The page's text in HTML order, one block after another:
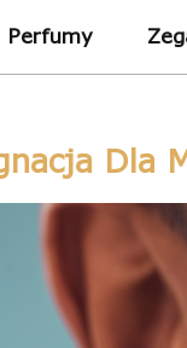
Perfumy
Dla